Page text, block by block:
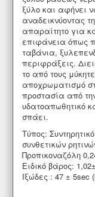
ξύλο και αφήνει
αναδεικνύοντας
απαραίτητο για
επιφάνεια όπως
ταβάνια,
περιφράξεις.
το από τους
αποχρωματισμό
προστασία από
υδατοαπωθητικό
σπάει.
Τύπος:
συνθετικών
Προπικοναζόλη
Ειδικό βάρος:
Ιξώδες : 47 ±